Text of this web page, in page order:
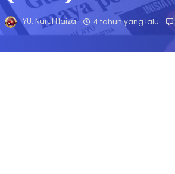
YU. Nurul Haiza 4 tahun yang lalu